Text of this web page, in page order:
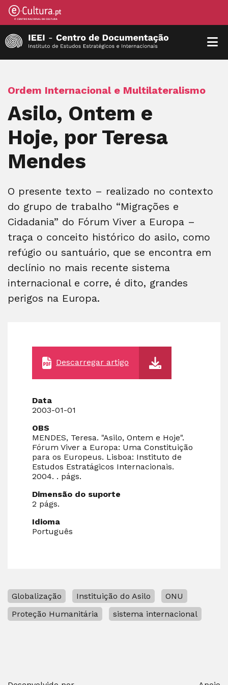
Ordem Internacional e Multilateralismo
Asilo, Ontem e
Hoje, por Teresa
Mendes
O presente texto – realizado no contexto
do grupo de trabalho “Migrações e
Cidadania” do Fórum Viver a Europa –
traça o conceito histórico do asilo, como
refúgio ou santuário, que se encontra em
declínio no mais recente sistema
internacional e corre, é dito, grandes
perigos na Europa.
Descarregar artigo
Data
2003-01-01
OBS
MENDES, Teresa. "Asilo, Ontem e Hoje".
Fórum Viver a Europa: Uma Constituição
para os Europeus. Lisboa: Instituto de
Estudos Estratágicos Internacionais.
2004. . págs.
Dimensão do suporte
2 págs.
Idioma
Português
Globalização Instituição do Asilo
ONU
Proteção Humanitária
sistema internacional